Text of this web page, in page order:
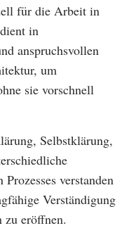
für die Arbeit in
in
anspruchsvollen
um
sie vorschnell
Selbstklärung,
verstanden
Verständigung
zu eröffnen.